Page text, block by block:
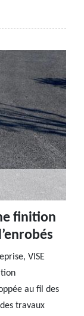
finition
VISE
au fil des
travaux